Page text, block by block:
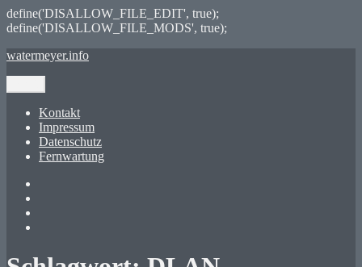
define('DISALLOW_FILE_EDIT', true);
define('DISALLOW_FILE_MODS', true);
Zum
watermeyer.info
Kontakt
Impressum
Datenschutz
Fernwartung